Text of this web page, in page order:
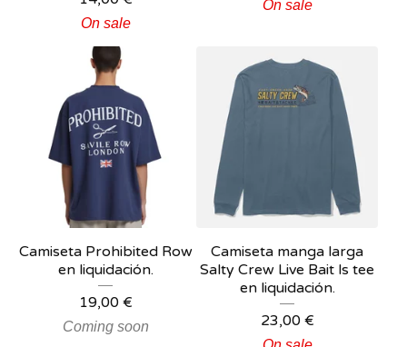
On sale
On sale
Camiseta Prohibited Row
en liquidación.
19,00 €
Coming soon
Camiseta manga larga
Salty Crew Live Bait ls tee
en liquidación.
23,00 €